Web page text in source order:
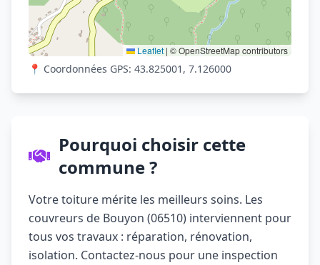
Leaflet | © OpenStreetMap contributors
📍 Coordonnées GPS: 43.825001, 7.126000
Pourquoi choisir cette
commune ?
Votre toiture mérite les meilleurs soins. Les
couvreurs de Bouyon (06510) interviennent pour
tous vos travaux : réparation, rénovation,
isolation. Contactez-nous pour une inspection